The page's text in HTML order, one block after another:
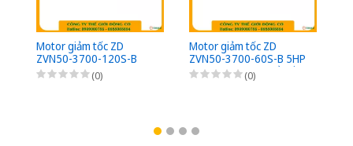
Motor giảm tốc ZD
ZVN50-3700-120S-B
5HP (3,7kW) - 1/120 -
kiểu lắp Mặt bích 3 Pha
(0)
Motor giảm tốc ZD
ZVN50-3700-60S-B 5HP
(3,7kW) - 1/60 - kiểu lắp
Mặt bích 3 Pha
lưu nhanh từ AC sang
(0)